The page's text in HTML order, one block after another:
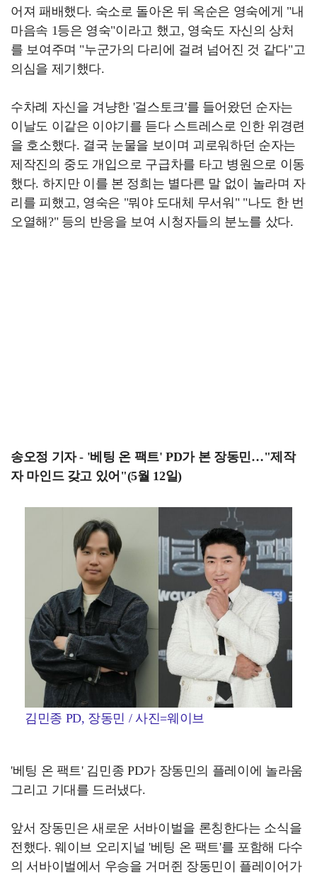
어져 패배했다. 숙소로 돌아온 뒤 옥순은 영숙에게 "내
마음속 1등은 영숙"이라고 했고, 영숙도 자신의 상처
를 보여주며 "누군가의 다리에 걸려 넘어진 것 같다"고
의심을 제기했다.
수차례 자신을 겨냥한 '걸스토크'를 들어왔던 순자는
이날도 이같은 이야기를 듣다 스트레스로 인한 위경련
을 호소했다. 결국 눈물을 보이며 괴로워하던 순자는
제작진의 중도 개입으로 구급차를 타고 병원으로 이동
했다. 하지만 이를 본 정희는 별다른 말 없이 놀라며 자
리를 피했고, 영숙은 "뭐야 도대체 무서워" "나도 한 번
오열해?" 등의 반응을 보여 시청자들의 분노를 샀다.
송오정 기자 - '베팅 온 팩트' PD가 본 장동민…"제작
자 마인드 갖고 있어"(5월 12일)
김민종 PD, 장동민 / 사진=웨이브
'베팅 온 팩트' 김민종 PD가 장동민의 플레이에 놀라움
그리고 기대를 드러냈다.
앞서 장동민은 새로운 서바이벌을 론칭한다는 소식을
전했다. 웨이브 오리지널 '베팅 온 팩트'를 포함해 다수
의 서바이벌에서 우승을 거머쥔 장동민이 플레이어가